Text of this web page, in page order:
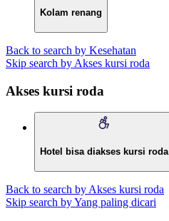
Kolam renang
Back to search by Kesehatan
Skip search by Akses kursi roda
Akses kursi roda
Hotel bisa diakses kursi roda
Back to search by Akses kursi roda
Skip search by Yang paling dicari